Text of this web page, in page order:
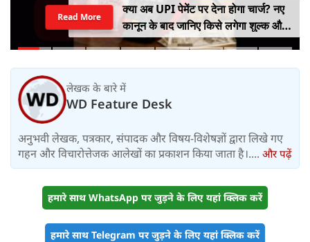
क्या अब UPI पेमेंट पर देना होगा चार्ज? नए
कानून के बाद जानिए किसे लगेगा शुल्क और
किसे नहीं
Read More
लेखक के बारे में
WD Feature Desk
अनुभवी लेखक, पत्रकार, संपादक और विषय-विशेषज्ञों द्वारा लिखे गए
गहन और विचारोत्तेजक आलेखों का प्रकाशन किया जाता है।.... और पढ़ें
हमारे साथ WhatsApp पर जुड़ने के लिए यहां क्लिक करें
हमारे साथ Telegram पर जुड़ने के लिए यहां क्लिक करें